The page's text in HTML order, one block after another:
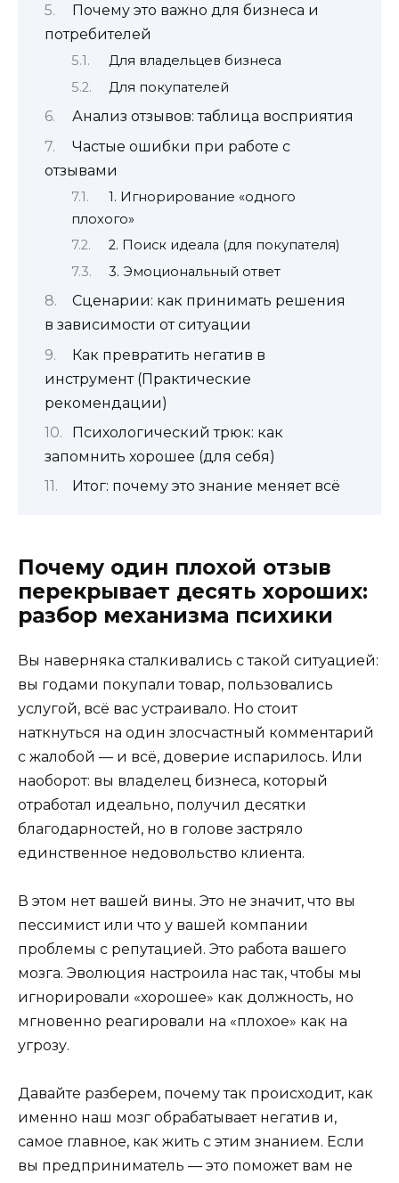
Почему это важно для бизнеса и
потребителей
Для владельцев бизнеса
Для покупателей
Анализ отзывов: таблица восприятия
Частые ошибки при работе с
отзывами
1. Игнорирование «одного
плохого»
2. Поиск идеала (для покупателя)
3. Эмоциональный ответ
Сценарии: как принимать решения
в зависимости от ситуации
Как превратить негатив в
инструмент (Практические
рекомендации)
Психологический трюк: как
запомнить хорошее (для себя)
Итог: почему это знание меняет всё
Почему один плохой отзыв
перекрывает десять хороших:
разбор механизма психики
Вы наверняка сталкивались с такой ситуацией:
вы годами покупали товар, пользовались
услугой, всё вас устраивало. Но стоит
наткнуться на один злосчастный комментарий
с жалобой — и всё, доверие испарилось. Или
наоборот: вы владелец бизнеса, который
отработал идеально, получил десятки
благодарностей, но в голове застряло
единственное недовольство клиента.
В этом нет вашей вины. Это не значит, что вы
пессимист или что у вашей компании
проблемы с репутацией. Это работа вашего
мозга. Эволюция настроила нас так, чтобы мы
игнорировали «хорошее» как должность, но
мгновенно реагировали на «плохое» как на
угрозу.
Давайте разберем, почему так происходит, как
именно наш мозг обрабатывает негатив и,
самое главное, как жить с этим знанием. Если
вы предприниматель — это поможет вам не